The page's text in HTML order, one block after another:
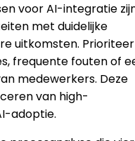
voor AI-integratie
met duidelijke
uitkomsten. Prioriteer
frequente fouten of
medewerkers. Deze
van high-
adoptie.